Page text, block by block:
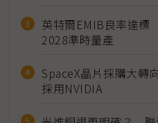
英特爾EMIB良率達
2028準時量產
SpaceX晶片採購大
採用NVIDIA